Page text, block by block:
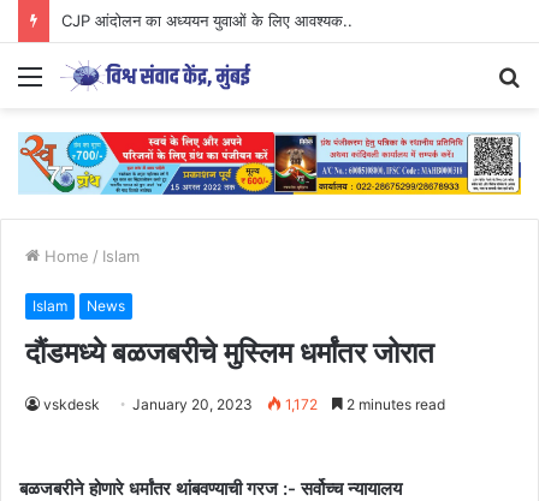
CJP आंदोलन का अध्ययन युवाओं के लिए आवश्यक..
Menu
Home / Islam
Islam News
दौंडमध्ये बळजबरीचे मुस्लिम धर्मांतर जोरात
vskdesk January 20, 2023 1,172 2 minutes read
बळजबरीने होणारे धर्मांतर थांबवण्याची गरज :- सर्वोच्च न्यायालय